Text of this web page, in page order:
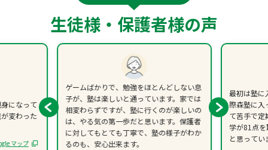
生徒様・保護者様の声
になって
変わった
マップ
ゲームばかりで、勉強をほとんどしない息
子が、塾は楽しいと通っています。家では
相変わらずですが、塾に行くのが楽しいの
は、やる気の第一歩だと思います。保護者
に対してもとても丁寧で、塾の様子がわか
るのも、安心出来ます。
最初は塾に
際森塾に入
て苦手で定
学が81点
と思ってい